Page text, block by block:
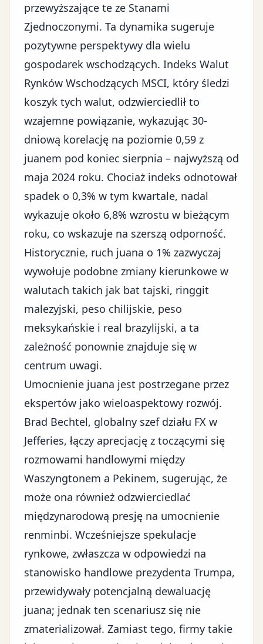
przewyższające te ze Stanami
Zjednoczonymi. Ta dynamika sugeruje
pozytywne perspektywy dla wielu
gospodarek wschodzących. Indeks Walut
Rynków Wschodzących MSCI, który śledzi
koszyk tych walut, odzwierciedlił to
wzajemne powiązanie, wykazując 30-
dniową korelację na poziomie 0,59 z
juanem pod koniec sierpnia – najwyższą od
maja 2024 roku. Chociaż indeks odnotował
spadek o 0,3% w tym kwartale, nadal
wykazuje około 6,8% wzrostu w bieżącym
roku, co wskazuje na szerszą odporność.
Historycznie, ruch juana o 1% zazwyczaj
wywołuje podobne zmiany kierunkowe w
walutach takich jak bat tajski, ringgit
malezyjski, peso chilijskie, peso
meksykańskie i real brazylijski, a ta
zależność ponownie znajduje się w
centrum uwagi.
Umocnienie juana jest postrzegane przez
ekspertów jako wieloaspektowy rozwój.
Brad Bechtel, globalny szef działu FX w
Jefferies, łączy aprecjację z toczącymi się
rozmowami handlowymi między
Waszyngtonem a Pekinem, sugerując, że
może ona również odzwierciedlać
międzynarodową presję na umocnienie
renminbi. Wcześniejsze spekulacje
rynkowe, zwłaszcza w odpowiedzi na
stanowisko handlowe prezydenta Trumpa,
przewidywały potencjalną dewaluację
juana; jednak ten scenariusz się nie
zmaterializował. Zamiast tego, firmy takie